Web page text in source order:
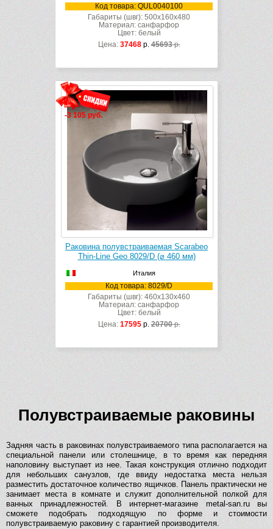
Код товара: QUL0040100
Габариты (швг): 500x160x480
Материал: санфарфор
Цвет: белый
Цена: 37468р.45693р.
-3 105 руб.
Раковина полувстраиваемая Scarabeo
Thin-Line Geo 8029/D (⌀ 460 мм)
Италия
Код товара: 8029/D
Габариты (швг): 460x130x460
Материал: санфарфор
Цвет: белый
Цена: 17595р.20700р.
Полувстраиваемые раковины
Задняя часть в раковинах полувстраиваемого типа располагается на
специальной панели или столешнице, в то время как передняя
наполовину выступает из нее. Такая конструкция отлично подходит
для небольших санузлов, где ввиду недостатка места нельзя
разместить достаточное количество ящичков. Панель практически не
занимает места в комнате и служит дополнительной полкой для
ванных принадлежностей. В интернет-магазине metal-san.ru вы
сможете подобрать подходящую по форме и стоимости
полувстраиваемую раковину с гарантией производителя.